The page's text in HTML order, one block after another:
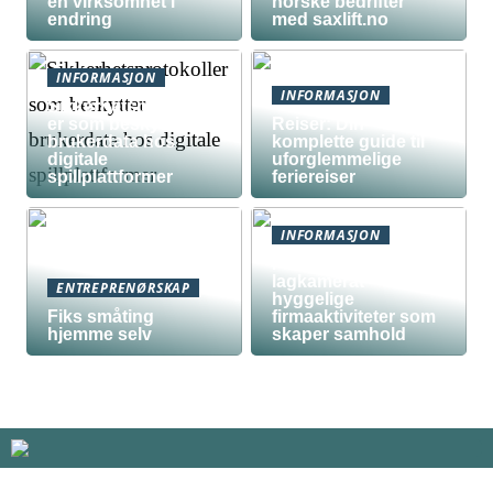
endring
med saxlift.no
INFORMASJON
Sikkerhetsprotokoll
er som beskytter
brukerdata hos
digitale
spillplattformer
INFORMASJON
Reiser: Din
komplette guide til
uforglemmelige
feriereiser
ENTREPRENØRSKAP
Fiks småting
hjemme selv
INFORMASJON
lagkamerat –
hyggelige
firmaaktiviteter som
skaper samhold